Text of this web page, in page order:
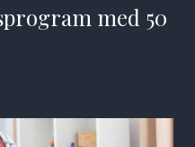
med 50